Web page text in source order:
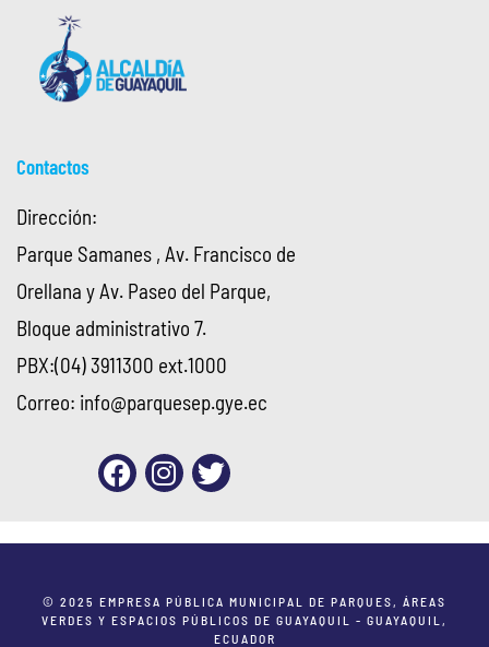
Contactos
Dirección:
Parque Samanes , Av. Francisco de
Orellana y Av. Paseo del Parque,
Bloque administrativo 7.
PBX:(04) 3911300 ext.1000
Correo: info@parquesep.gye.ec
© 2025 EMPRESA PÚBLICA MUNICIPAL DE PARQUES, ÁREAS
VERDES Y ESPACIOS PÚBLICOS DE GUAYAQUIL - GUAYAQUIL,
ECUADOR